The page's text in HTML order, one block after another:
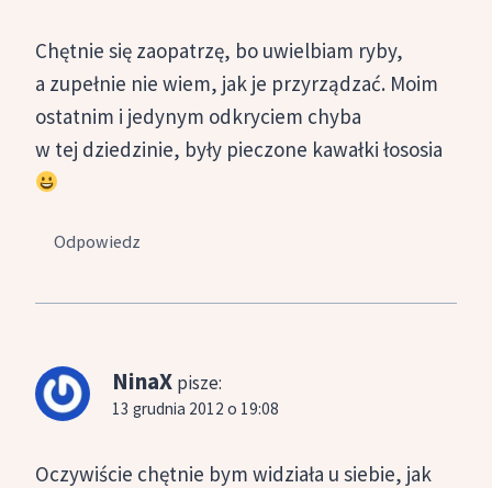
Chętnie się zaopatrzę, bo uwielbiam ryby,
a zupełnie nie wiem, jak je przyrządzać. Moim
ostatnim i jedynym odkryciem chyba
w tej dziedzinie, były pieczone kawałki łososia
Odpowiedz
NinaX pisze:
13 grudnia 2012 o 19:08
Oczywiście chętnie bym widziała u siebie, jak